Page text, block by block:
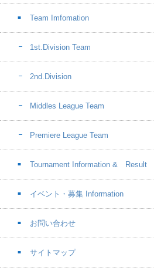
Team Imfomation
1st.Division Team
2nd.Division
Middles League Team
Premiere League Team
Tournament Information & Result
イベント・募集 Information
お問い合わせ
サイトマップ